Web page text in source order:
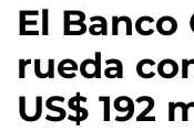
El Banco
rueda
US$ 192